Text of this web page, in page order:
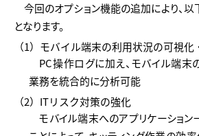
今回のオプション機能の追加により、
となります。
（1）モバイル端末の利用状況の可視化
PC操作ログに加え、モバイル端末
業務を統合的に分析可能
（2）ITリスク対策の強化
モバイル端末へのアプリケーショ